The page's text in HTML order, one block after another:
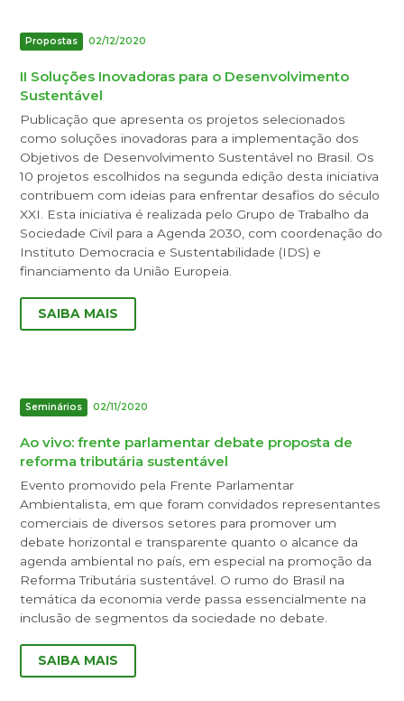
Propostas 02/12/2020
II Soluções Inovadoras para o Desenvolvimento
Sustentável
Publicação que apresenta os projetos selecionados
como soluções inovadoras para a implementação dos
Objetivos de Desenvolvimento Sustentável no Brasil. Os
10 projetos escolhidos na segunda edição desta iniciativa
contribuem com ideias para enfrentar desafios do século
XXI. Esta iniciativa é realizada pelo Grupo de Trabalho da
Sociedade Civil para a Agenda 2030, com coordenação do
Instituto Democracia e Sustentabilidade (IDS) e
financiamento da União Europeia.
SAIBA MAIS
Seminários 02/11/2020
Ao vivo: frente parlamentar debate proposta de
reforma tributária sustentável
Evento promovido pela Frente Parlamentar
Ambientalista, em que foram convidados representantes
comerciais de diversos setores para promover um
debate horizontal e transparente quanto o alcance da
agenda ambiental no país, em especial na promoção da
Reforma Tributária sustentável. O rumo do Brasil na
temática da economia verde passa essencialmente na
inclusão de segmentos da sociedade no debate.
SAIBA MAIS